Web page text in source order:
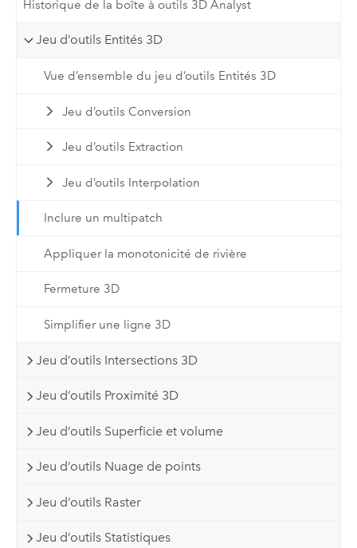
Historique de la boîte à outils 3D Analyst
Jeu d’outils Entités 3D
Vue d’ensemble du jeu d’outils Entités 3D
Jeu d’outils Conversion
Jeu d’outils Extraction
Jeu d’outils Interpolation
Inclure un multipatch
Appliquer la monotonicité de rivière
Fermeture 3D
Simplifier une ligne 3D
Jeu d’outils Intersections 3D
Jeu d’outils Proximité 3D
Jeu d’outils Superficie et volume
Jeu d’outils Nuage de points
Jeu d’outils Raster
Jeu d’outils Statistiques